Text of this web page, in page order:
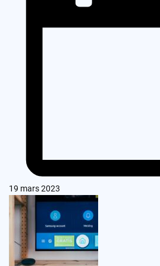
19 mars 2023